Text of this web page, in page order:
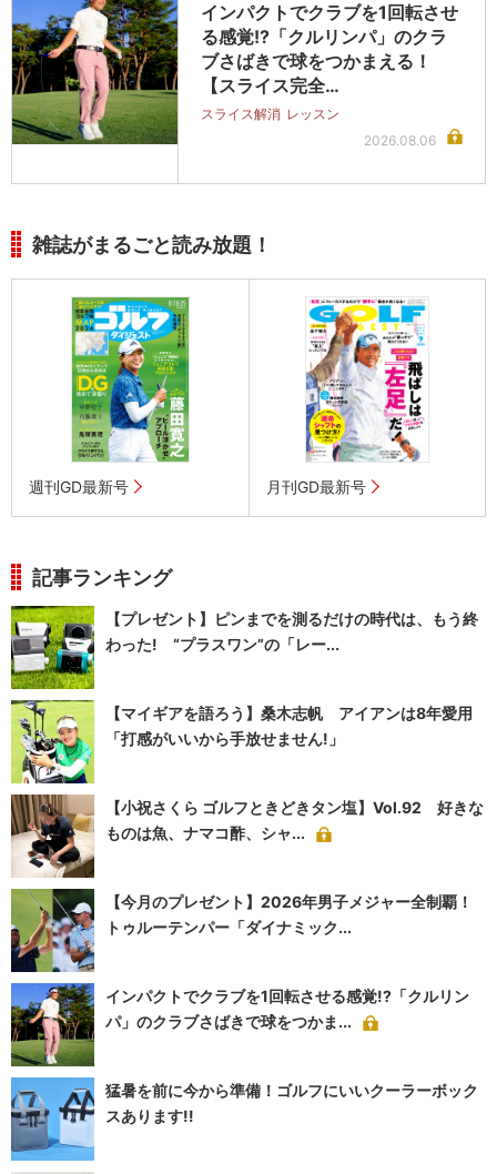
インパクトでクラブを1回転させ
る感覚!?「クルリンパ」のクラ
ブさばきで球をつかまえる！
【スライス完全…
スライス解消 レッスン
2026.08.06
雑誌がまるごと読み放題！
週刊GD最新号 月刊GD最新号
記事ランキング
【プレゼント】ピンまでを測るだけの時代は、もう終
わった! “プラスワン”の「レー...
【マイギアを語ろう】桑木志帆 アイアンは8年愛用
「打感がいいから手放せません!」
【小祝さくら ゴルフときどきタン塩】Vol.92 好きな
ものは魚、ナマコ酢、シャ...
【今月のプレゼント】2026年男子メジャー全制覇！
トゥルーテンパー「ダイナミック...
インパクトでクラブを1回転させる感覚!?「クルリン
パ」のクラブさばきで球をつかま...
猛暑を前に今から準備！ゴルフにいいクーラーボック
スあります!!